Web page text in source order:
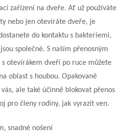
zařízení na dveře. Ať už používáte
nebo jen otevíráte dveře, je
do kontaktu s bakteriemi,
společné. S naším přenosným
otevírákem dveří po ruce můžete
oblast s houbou. Opakovaně
ale také účinně blokovat přenos
pro členy rodiny, jak vyrazit ven.
snadné nošení